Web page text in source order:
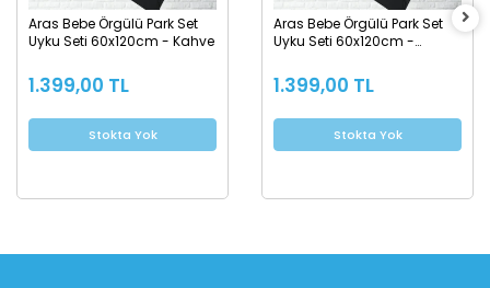
Aras Bebe Örgülü Park Set
Uyku Seti 60x120cm - Kahve
1.399,00 TL
Stokta Yok
Aras Bebe Örgülü Park Set
Uyku Seti 60x120cm -
1.399,00 TL
Stokta Yok